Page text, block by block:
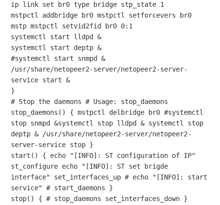
ip link set br0 type bridge stp_state 1
mstpctl addbridge br0 mstpctl setforcevers br0
mstp mstpctl setvid2fid br0 0:1
systemctl start lldpd &
systemctl start deptp &
#systemctl start snmpd &
/usr/share/netopeer2-server/netopeer2-server-
service start &
}
# Stop the daemons # Usage: stop_daemons
stop_daemons() { mstpctl delbridge br0 #systemctl
stop snmpd &systemctl stop lldpd & systemctl stop
deptp & /usr/share/netopeer2-server/netopeer2-
server-service stop }
start() { echo "[INFO]: ST configuration of IP"
st_configure echo "[INFO]: ST set brigde
interface" set_interfaces_up # echo "[INFO]: start
service" # start_daemons }
stop() { # stop_daemons set_interfaces_down }